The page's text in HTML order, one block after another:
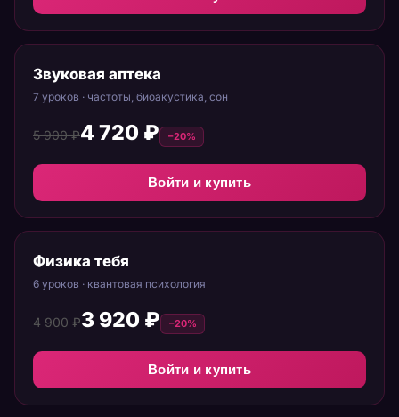
Звуковая аптека
7 уроков · частоты, биоакустика, сон
5 900 ₽4 720 ₽ −20%
Войти и купить
Физика тебя
6 уроков · квантовая психология
4 900 ₽3 920 ₽ −20%
Войти и купить